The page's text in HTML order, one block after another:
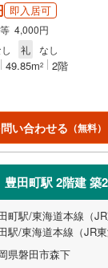
即入居可
4,000円
礼 なし
49.85m2 2階
い合わせる （無料）
田町駅 2階建 築
町駅/東海道本線（
駅/東海道本線（JR
県磐田市森下